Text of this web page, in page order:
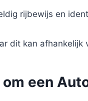
rijbewijs en
dit kan
een